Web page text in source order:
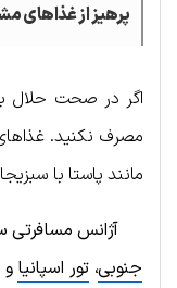
پرهیز از غذاهای
اگر در صحت حلال
مصرف نکنید.
مانند پاستا با
آژانس
جنوبی،تور اسپانیا و